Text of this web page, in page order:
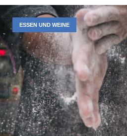
ESSEN UND WEINE